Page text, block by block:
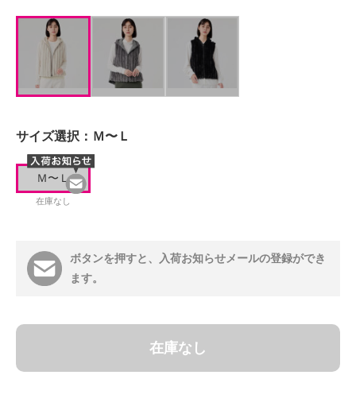
サイズ選択： Ｍ〜Ｌ
Ｍ〜Ｌ
在庫なし
ボタンを押すと、入荷お知らせメールの登録ができ
ます。
在庫なし